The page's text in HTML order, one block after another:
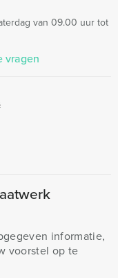
van 09.00 uur tot
vragen
informatie,
voorstel op te